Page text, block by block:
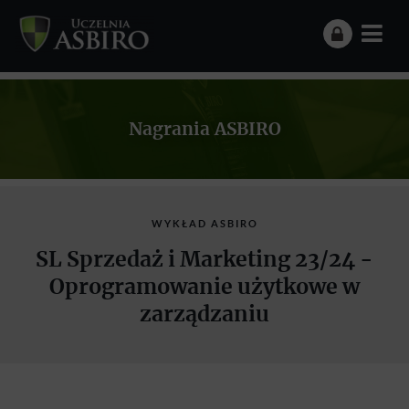
Nagrania ASBIRO
WYKŁAD ASBIRO
SL Sprzedaż i Marketing 23/24 -
Oprogramowanie użytkowe w
zarządzaniu